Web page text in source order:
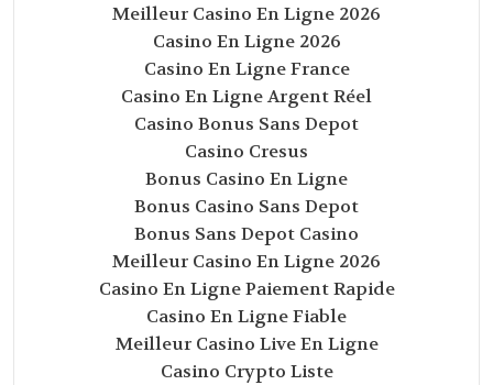
Meilleur Casino En Ligne 2026
Casino En Ligne 2026
Casino En Ligne France
Casino En Ligne Argent Réel
Casino Bonus Sans Depot
Casino Cresus
Bonus Casino En Ligne
Bonus Casino Sans Depot
Bonus Sans Depot Casino
Meilleur Casino En Ligne 2026
Casino En Ligne Paiement Rapide
Casino En Ligne Fiable
Meilleur Casino Live En Ligne
Casino Crypto Liste